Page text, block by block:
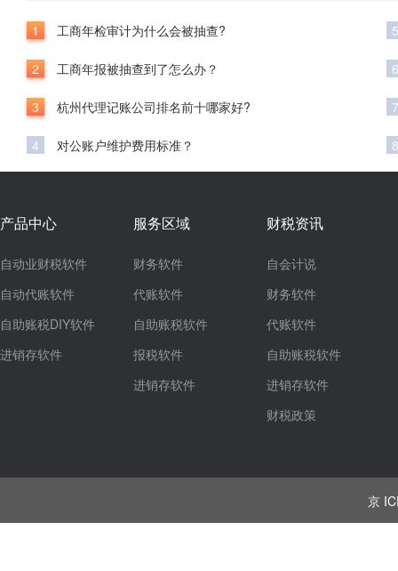
1 工商年检审计为什么会被抽查?
2 工商年报被抽查到了怎么办？
3 杭州代理记账公司排名前十哪家好?
4 对公账户维护费用标准？
5
6
7
8
产品中心
自动业财税软件
自动代账软件
自助账税DIY软件
进销存软件
服务区域
财务软件
代账软件
自助账税软件
报税软件
进销存软件
财税资讯
自会计说
财务软件
代账软件
自助账税软件
进销存软件
财税政策
京